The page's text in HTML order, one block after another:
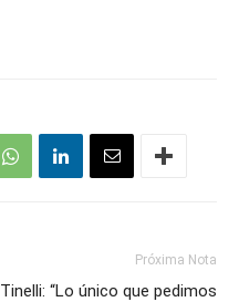
Próxima Nota
Tinelli: “Lo único que pedimos